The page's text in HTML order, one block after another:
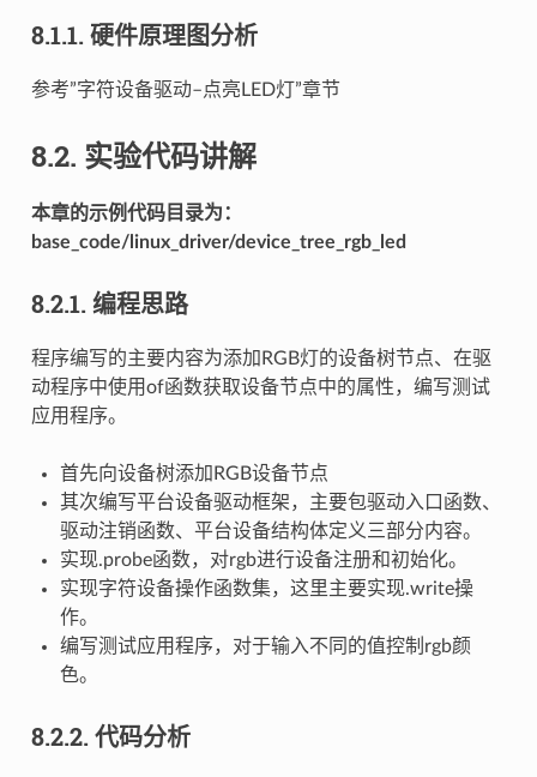
8.1.1. 硬件原理图分析
参考”字符设备驱动–点亮LED灯”章节
8.2. 实验代码讲解
本章的示例代码目录为：
base_code/linux_driver/device_tree_rgb_led
8.2.1. 编程思路
程序编写的主要内容为添加RGB灯的设备树节点、在驱
动程序中使用of函数获取设备节点中的属性，编写测试
应用程序。
首先向设备树添加RGB设备节点
其次编写平台设备驱动框架，主要包驱动入口函数、
驱动注销函数、平台设备结构体定义三部分内容。
实现.probe函数，对rgb进行设备注册和初始化。
实现字符设备操作函数集，这里主要实现.write操
作。
编写测试应用程序，对于输入不同的值控制rgb颜
色。
8.2.2. 代码分析